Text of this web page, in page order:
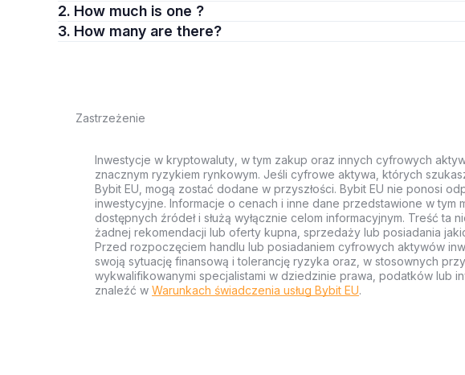
2. How much is one ?
3. How many are there?
Zastrzeżenie
Inwestycje w kryptowaluty, w tym zakup oraz innych cyfrowych
znacznym ryzykiem rynkowym. Jeśli cyfrowe aktywa, których
Bybit EU, mogą zostać dodane w przyszłości. Bybit EU nie ponosi
inwestycyjne. Informacje o cenach i inne dane przedstawione w tym
dostępnych źródeł i służą wyłącznie celom informacyjnym. Treść ta
żadnej rekomendacji lub oferty kupna, sprzedaży lub posiadania
Przed rozpoczęciem handlu lub posiadaniem cyfrowych aktywów
swoją sytuację finansową i tolerancję ryzyka oraz, w stosownych
wykwalifikowanymi specjalistami w dziedzinie prawa, podatków lub
znaleźć w Warunkach świadczenia usług Bybit EU.